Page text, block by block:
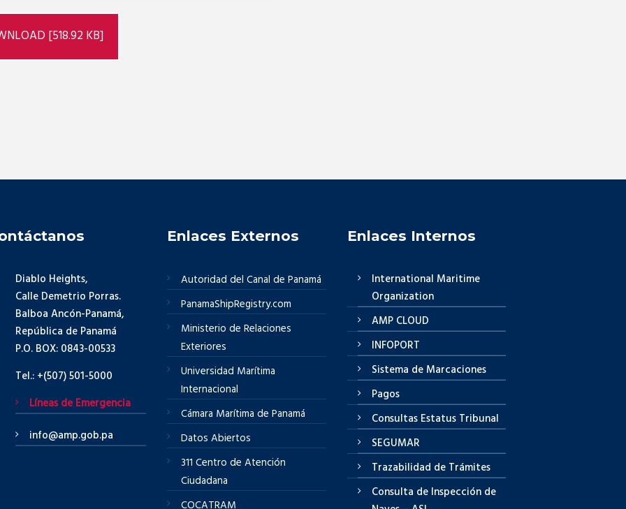
[518.92 KB]
Diablo Heights,
Calle Demetrio Porras.
Balboa Ancón-Panamá,
República de Panamá
P.O. BOX: 0843-00533
Tel.: +(507) 501-5000
Líneas de Emergencia
info@amp.gob.pa
Enlaces Externos
Autoridad del Canal de Panamá
PanamaShipRegistry.com
Ministerio de Relaciones
Exteriores
Universidad Marítima
Internacional
Cámara Marítima de Panamá
Datos Abiertos
311 Centro de Atención
Ciudadana
COCATRAM
Enlaces Internos
International Maritime
Organization
AMP CLOUD
INFOPORT
Sistema de Marcaciones
Pagos
Consultas Estatus Tribunal
SEGUMAR
Trazabilidad de Trámites
Consulta de Inspección de